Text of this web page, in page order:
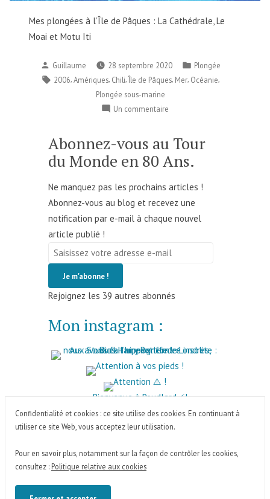
Mes plongées à l’Île de Pâques : La Cathédrale, Le
Moai et Motu Iti
Publié
par
Guillaume 28 septembre 2020
Publié
dans
Plongée
Étiquettes :
2006,Amériques, Chili,Île de Pâques, Mer, Océanie,
Plongée sous-marine
Un commentaire
à
l’Île
Pâques
Abonnez-vous au Tour
du Monde en 80 Ans.
Ne manquez pas les prochains articles !
Abonnez-vous au blog et recevez une
notification par e-mail à chaque nouvel
article publié !
Saisissez
votre
adresse
e-
Je m'abonne !
Rejoignez les 39 autres abonnés
Mon instagram :
FACEBOOK INSTAGRAM
Le Tour du Monde en 80 Ans
Confidentialité et cookies : ce site utilise des cookies. En continuant à
utiliser ce site Web, vous acceptez leur utilisation.
Pour en savoir plus, notamment sur la façon de contrôler les cookies,
consultez : Politique relative aux cookies